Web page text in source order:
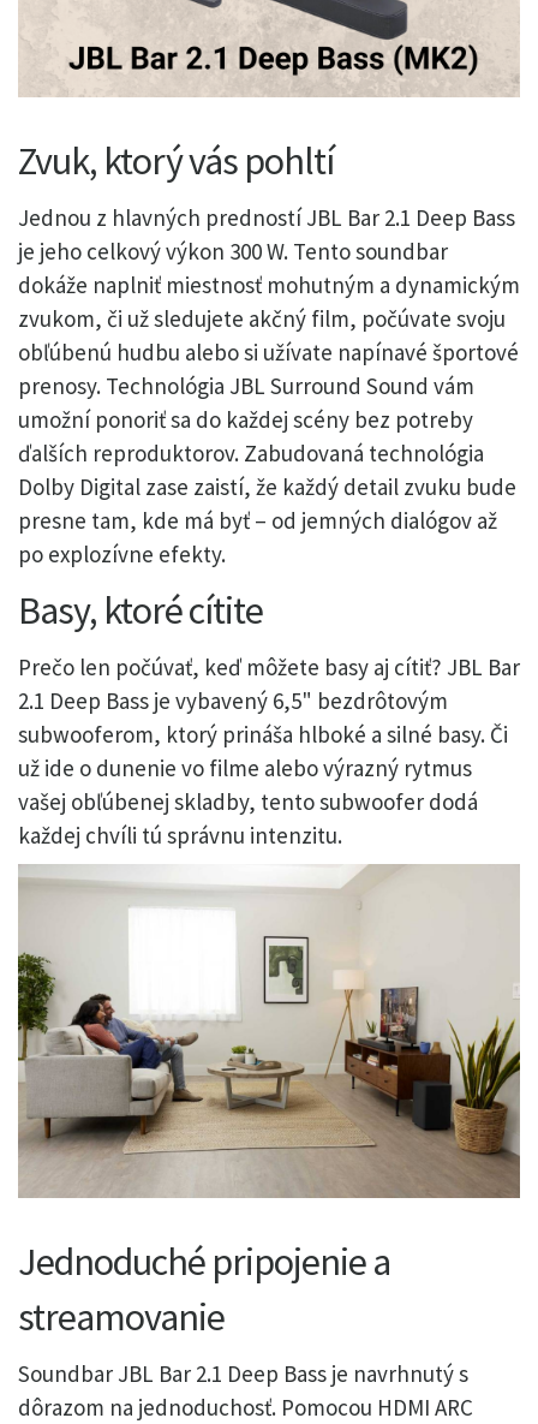
Zvuk, ktorý vás pohltí
Jednou z hlavných predností JBL Bar 2.1 Deep Bass
je jeho celkový výkon 300 W. Tento soundbar
dokáže naplniť miestnosť mohutným a dynamickým
zvukom, či už sledujete akčný film, počúvate svoju
obľúbenú hudbu alebo si užívate napínavé športové
prenosy. Technológia JBL Surround Sound vám
umožní ponoriť sa do každej scény bez potreby
ďalších reproduktorov. Zabudovaná technológia
Dolby Digital zase zaistí, že každý detail zvuku bude
presne tam, kde má byť – od jemných dialógov až
po explozívne efekty.
Basy, ktoré cítite
Prečo len počúvať, keď môžete basy aj cítiť? JBL Bar
2.1 Deep Bass je vybavený 6,5" bezdrôtovým
subwooferom, ktorý prináša hlboké a silné basy. Či
už ide o dunenie vo filme alebo výrazný rytmus
vašej obľúbenej skladby, tento subwoofer dodá
každej chvíli tú správnu intenzitu.
Jednoduché pripojenie a
streamovanie
Soundbar JBL Bar 2.1 Deep Bass je navrhnutý s
dôrazom na jednoduchosť. Pomocou HDMI ARC